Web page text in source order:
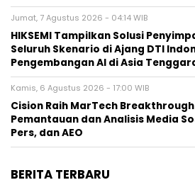
Jumat, 7 Agustus 2026 - 04:14 WIB
HIKSEMI Tampilkan Solusi
Seluruh Skenario di Ajang DTI
Pengembangan AI di Asia
Kamis, 6 Agustus 2026 - 17:00 WIB
Cision Raih MarTech
Pemantauan dan Analisis Media
Pers, dan AEO
BERITA TERBARU